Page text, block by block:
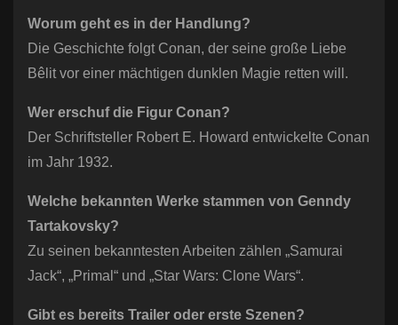
Worum geht es in der Handlung?
Die Geschichte folgt Conan, der seine große Liebe
Bêlit vor einer mächtigen dunklen Magie retten will.
Wer erschuf die Figur Conan?
Der Schriftsteller Robert E. Howard entwickelte Conan
im Jahr 1932.
Welche bekannten Werke stammen von Genndy
Tartakovsky?
Zu seinen bekanntesten Arbeiten zählen „Samurai
Jack“, „Primal“ und „Star Wars: Clone Wars“.
Gibt es bereits Trailer oder erste Szenen?